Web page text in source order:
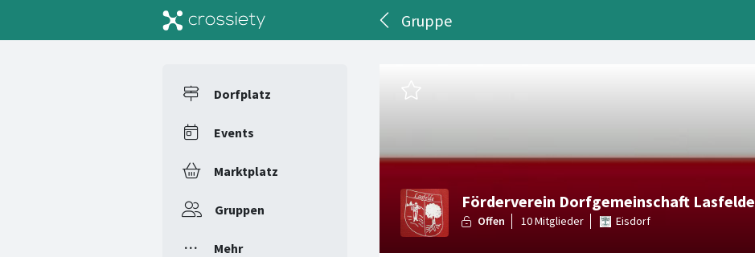
Gruppe
Dorfplatz
Events
Marktplatz
Gruppen
Mehr
Förderverein Dorfgemeinschaft Lasfelde
Eisdorf